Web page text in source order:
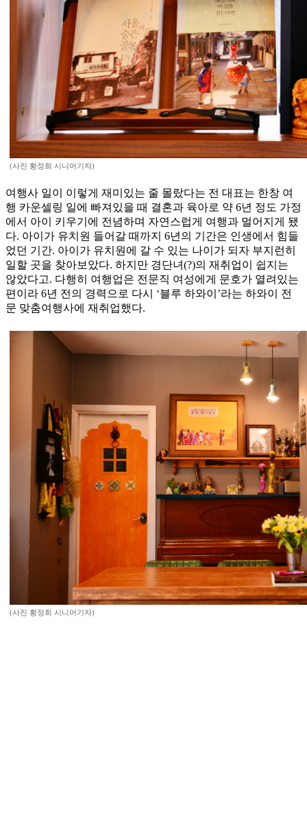
(사진 황정희 시니어기자)
여행사 일이 이렇게 재미있는 줄 몰랐다는 전 대표는 한창 여
행 카운셀링 일에 빠져있을 때 결혼과 육아로 약 6년 정도 가정
에서 아이 키우기에 전념하며 자연스럽게 여행과 멀어지게 됐
다. 아이가 유치원 들어갈 때까지 6년의 기간은 인생에서 힘들
었던 기간. 아이가 유치원에 갈 수 있는 나이가 되자 부지런히
일할 곳을 찾아보았다. 하지만 경단녀(?)의 재취업이 쉽지는
않았다고. 다행히 여행업은 전문직 여성에게 문호가 열려있는
편이라 6년 전의 경력으로 다시 ‘블루 하와이’라는 하와이 전
문 맞춤여행사에 재취업했다.
(사진 황정희 시니어기자)